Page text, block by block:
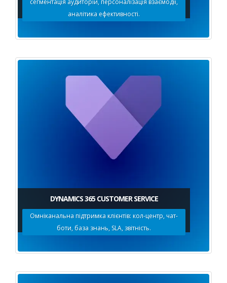
сегментація аудиторій, персоналізація взаємодії,
аналітика ефективності.
DYNAMICS 365 CUSTOMER SERVICE
Омніканальна підтримка клієнтів: кол-центр, чат-
боти, база знань, SLA, звітність.